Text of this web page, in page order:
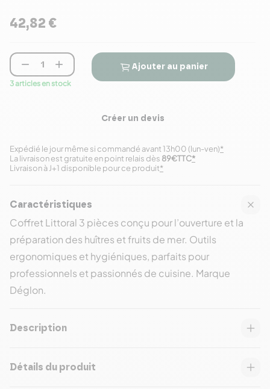
42,82 €
 
3 articles en stock
Ajouter au panier
Créer un devis
Expédié le jour même si commandé avant 13h00 (lun-ven)*
Livraison à J+1 disponible pour ce produit*
La livraison est gratuite en point relais dès 89€TTC*
Caractéristiques
Coffret Littoral 3 pièces conçu pour l’ouverture et la
préparation des huîtres et fruits de mer. Outils
ergonomiques et hygiéniques, parfaits pour
professionnels et passionnés de cuisine. Marque
Déglon.
Description
Détails du produit